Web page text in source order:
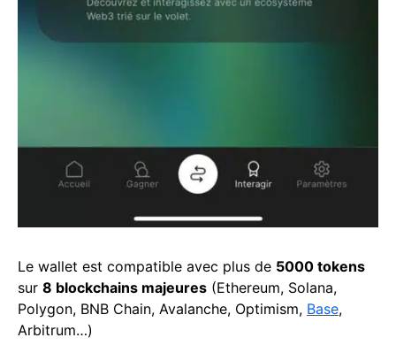
Le wallet est compatible avec plus de 5000 tokens
sur 8 blockchains majeures (Ethereum, Solana,
Polygon, BNB Chain, Avalanche, Optimism, Base,
Arbitrum…)